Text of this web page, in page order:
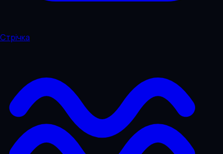
Стрічка